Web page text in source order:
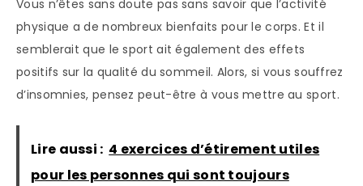
Vous n’êtes sans doute pas sans savoir que l’activité
physique a de nombreux bienfaits pour le corps. Et il
semblerait que le sport ait également des effets
positifs sur la qualité du sommeil. Alors, si vous souffrez
d’insomnies, pensez peut-être à vous mettre au sport.
Lire aussi : 4 exercices d’étirement utiles
pour les personnes qui sont toujours